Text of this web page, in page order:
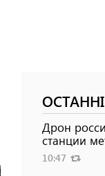
Дрон
станции
10:47